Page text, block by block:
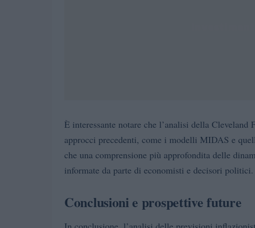
È interessante notare che l’analisi della
approcci precedenti, come i modelli MIDAS e
che una comprensione più approfondita delle
informate da parte di economisti e decisori politici.
Conclusioni e prospettive future